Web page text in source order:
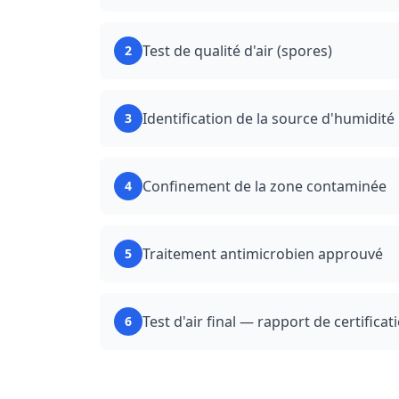
2 Test de qualité d'air (spores)
3 Identification de la source d'humidité
4 Confinement de la zone contaminée
5 Traitement antimicrobien approuvé
6 Test d'air final — rapport de